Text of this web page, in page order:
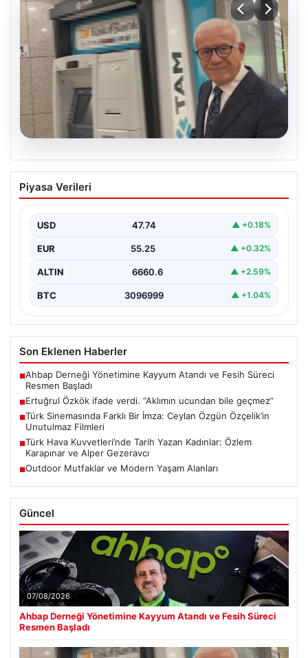
Ertuğrul Özkök ifade verdi. “Aklımın
ucundan bile geçmez”
Piyasa Verileri
USD 47.74 ▲ +0.18%
EUR 55.25 ▲ +0.32%
ALTIN 6660.6 ▲ +2.59%
BTC 3096999 ▲ +1.04%
Son Eklenen Haberler
■Ahbap Derneği Yönetimine Kayyum Atandı ve Fesih Süreci
Resmen Başladı
■Ertuğrul Özkök ifade verdi. “Aklımın ucundan bile geçmez”
■Türk Sinemasında Farklı Bir İmza: Ceylan Özgün Özçelik’in
Unutulmaz Filmleri
■Türk Hava Kuvvetleri’nde Tarih Yazan Kadınlar: Özlem
Karapınar ve Alper Gezeravcı
■Outdoor Mutfaklar ve Modern Yaşam Alanları
Güncel
07/08/2026
Ahbap Derneği Yönetimine Kayyum Atandı ve Fesih Süreci
Resmen Başladı